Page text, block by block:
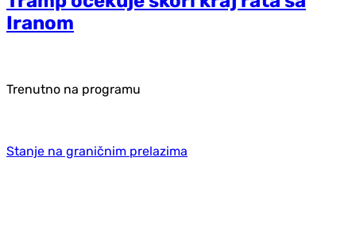
Iranom
Trenutno na programu
Stanje na graničnim prelazima